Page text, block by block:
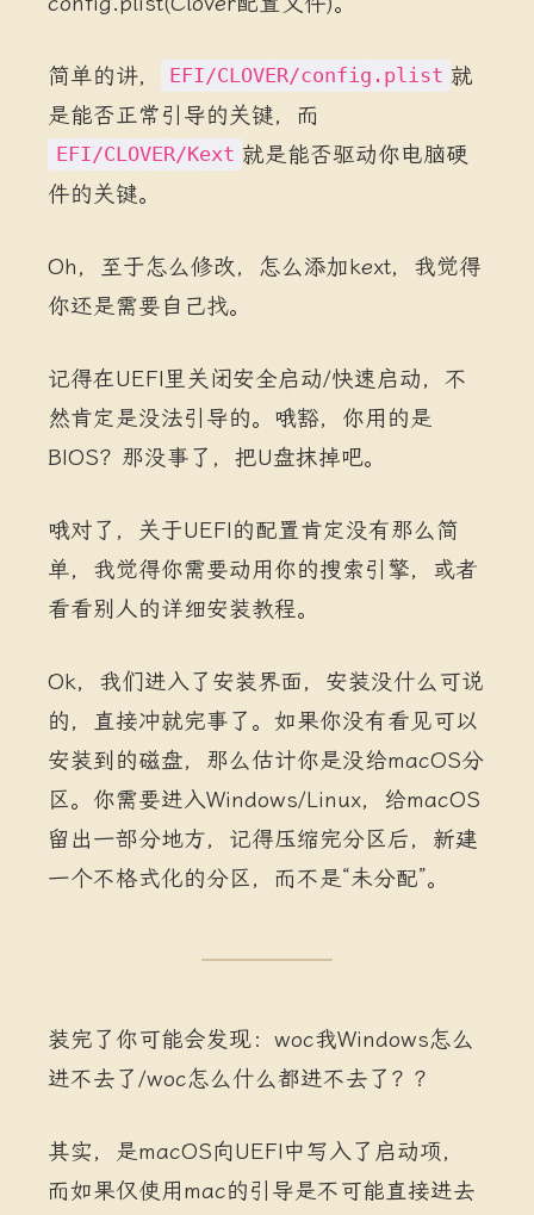
简单的讲， EFI/CLOVER/config.plist 就
是能否正常引导的关键，而
EFI/CLOVER/Kext 就是能否驱动你电脑硬
件的关键。
Oh，至于怎么修改，怎么添加kext，我觉得
你还是需要自己找。
记得在UEFI里关闭安全启动/快速启动，不
然肯定是没法引导的。哦豁，你用的是
BIOS？那没事了，把U盘抹掉吧。
哦对了，关于UEFI的配置肯定没有那么简
单，我觉得你需要动用你的搜索引擎，或者
看看别人的详细安装教程。
Ok，我们进入了安装界面，安装没什么可说
的，直接冲就完事了。如果你没有看见可以
安装到的磁盘，那么估计你是没给macOS分
区。你需要进入Windows/Linux，给macOS
留出一部分地方，记得压缩完分区后，新建
一个不格式化的分区，而不是“未分配”。
装完了你可能会发现：woc我Windows怎么
进不去了/woc怎么什么都进不去了？？
其实，是macOS向UEFI中写入了启动项，
而如果仅使用mac的引导是不可能直接进去